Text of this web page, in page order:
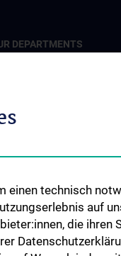
DEPARTMENTS
of Public Mental
for Social- and
Medicine
of Environmental
einen technisch
auf
die ihren